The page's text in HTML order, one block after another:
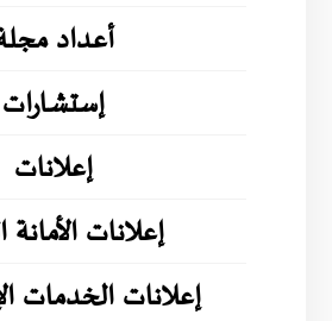
أعداد
إستشارات
إعلانات
إعلانات الأمانة
إعلانات الخدمات